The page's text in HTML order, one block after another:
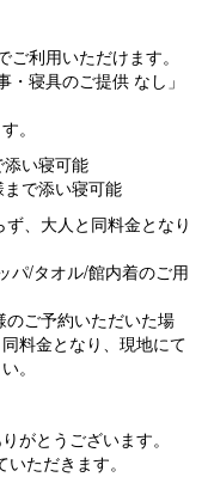
利用いただけます。
寝具のご提供 なし」
。
い寝可能
で添い寝可能
、大人と同料金となり
パ/タオル/館内着のご用
のご予約いただいた場
料金となり、現地にて
。
がとうございます。
ただきます。